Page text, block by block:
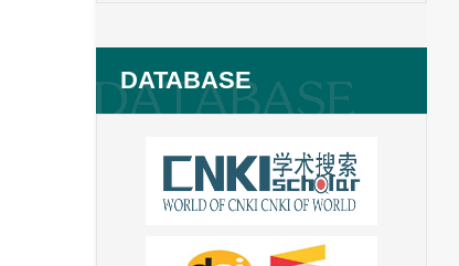
DATABASE